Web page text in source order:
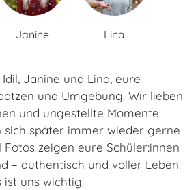
Janine Lina
Janine und Lina, eure
und Umgebung. Wir lieben
und ungestellte Momente
sich später immer wieder gerne
Fotos zeigen eure Schüler:innen
– authentisch und voller Leben.
ist uns wichtig!